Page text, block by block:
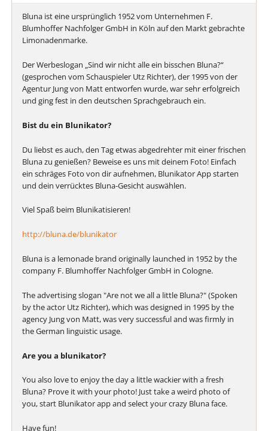
Bluna ist eine ursprünglich 1952 vom Unternehmen F.
Blumhoffer Nachfolger GmbH in Köln auf den Markt gebrachte
Limonadenmarke.
Der Werbeslogan „Sind wir nicht alle ein bisschen Bluna?“
(gesprochen vom Schauspieler Utz Richter), der 1995 von der
Agentur Jung von Matt entworfen wurde, war sehr erfolgreich
und ging fest in den deutschen Sprachgebrauch ein.
Bist du ein Blunikator?
Du liebst es auch, den Tag etwas abgedrehter mit einer frischen
Bluna zu genießen? Beweise es uns mit deinem Foto! Einfach
ein schräges Foto von dir aufnehmen, Blunikator App starten
und dein verrücktes Bluna-Gesicht auswählen.
Viel Spaß beim Blunikatisieren!
http://bluna.de/blunikator
Bluna is a lemonade brand originally launched in 1952 by the
company F. Blumhoffer Nachfolger GmbH in Cologne.
The advertising slogan "Are not we all a little Bluna?" (Spoken
by the actor Utz Richter), which was designed in 1995 by the
agency Jung von Matt, was very successful and was firmly in
the German linguistic usage.
Are you a blunikator?
You also love to enjoy the day a little wackier with a fresh
Bluna? Prove it with your photo! Just take a weird photo of
you, start Blunikator app and select your crazy Bluna face.
Have fun!